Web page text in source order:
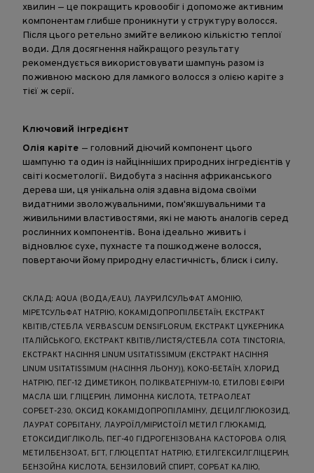
хвилин — це покращить кровообіг і допоможе активним
компонентам глибше проникнути у структуру волосся.
Після цього ретельно змийте великою кількістю теплої
води. Для досягнення найкращого результату
рекомендується використовувати шампунь разом із
поживною маскою для ламкого волосся з олією каріте з
тієї ж серії.
Ключовий інгредієнт
Олія каріте — головний діючий компонент цього
шампуню та один із найцінніших природних інгредієнтів у
світі косметології. Видобута з насіння африканського
дерева ши, ця унікальна олія здавна відома своїми
видатними зволожувальними, пом'якшувальними та
живильними властивостями, які не мають аналогів серед
рослинних компонентів. Вона ідеально живить і
відновлює сухе, пухнасте та пошкоджене волосся,
повертаючи йому природну еластичність, блиск і силу.
СКЛАД: AQUA (ВОДА/EAU), ЛАУРИЛСУЛЬФАТ АМОНІЮ,
МІРЕТСУЛЬФАТ НАТРІЮ, КОКАМІДОПРОПІЛБЕТАЇН, ЕКСТРАКТ
КВІТІВ/СТЕБЛА VERBASCUM DENSIFLORUM, ЕКСТРАКТ ЦУКЕРНИКА
ІТАЛІЙСЬКОГО, ЕКСТРАКТ КВІТІВ/ЛИСТЯ/СТЕБЛА COTA TINCTORIA,
ЕКСТРАКТ НАСІННЯ LINUM USITATISSIMUM (ЕКСТРАКТ НАСІННЯ
LINUM USITATISSIMUM (НАСІННЯ ЛЬОНУ)), КОКО-БЕТАЇН, ХЛОРИД
НАТРІЮ, ПЕГ-12 ДИМЕТИКОН, ПОЛІКВАТЕРНІУМ-10, ЕТИЛОВІ ЕФІРИ
МАСЛА ШИ, ГЛІЦЕРИН, ЛИМОННА КИСЛОТА, ТЕТРАОЛЕАТ
СОРБЕТ-230, ОКСИД КОКАМІДОПРОПІЛАМІНУ, ДЕЦИЛГЛЮКОЗИД,
ЛАУРАТ СОРБІТАНУ, ЛАУРОЇЛ/МІРИСТОЇЛ МЕТИЛ ГЛЮКАМІД,
ЕТОКСИДИГЛІКОЛЬ, ПЕГ-40 ГІДРОГЕНІЗОВАНА КАСТОРОВА ОЛІЯ,
МЕТИЛБЕНЗОАТ, БГТ, ГЛЮЦЕПТАТ НАТРІЮ, ЕТИЛГЕКСИЛГЛІЦЕРИН,
БЕНЗОЙНА КИСЛОТА, БЕНЗИЛОВИЙ СПИРТ, СОРБАТ КАЛІЮ,